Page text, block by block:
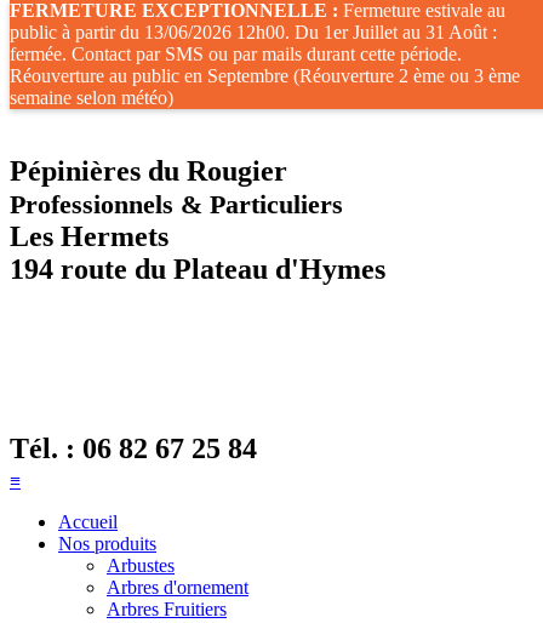
FERMETURE EXCEPTIONNELLE : Fermeture estivale au
public à partir du 13/06/2026 12h00. Du 1er Juillet au 31 Août :
fermée. Contact par SMS ou par mails durant cette période.
Réouverture au public en Septembre (Réouverture 2 ème ou 3 ème
semaine selon météo)
Pépinières du Rougier
Professionnels & Particuliers
Les Hermets
194 route du Plateau d'Hymes
Tél. : 06 82 67 25 84
≡
Accueil
Nos produits
Arbustes
Arbres d'ornement
Arbres Fruitiers